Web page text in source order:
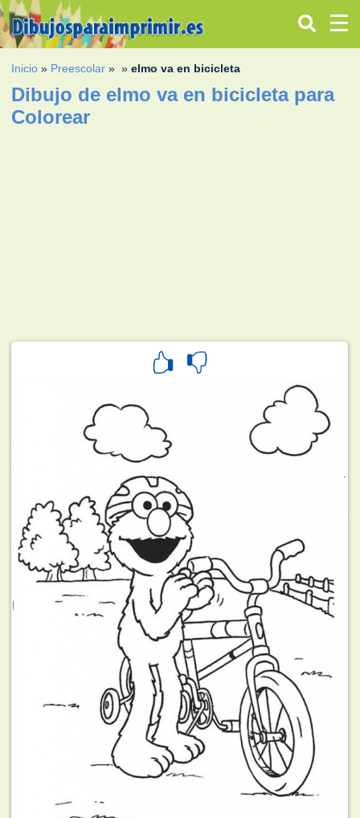
Inicio » Preescolar » »elmo va en bicicleta
Dibujo de elmo va en bicicleta para
Colorear